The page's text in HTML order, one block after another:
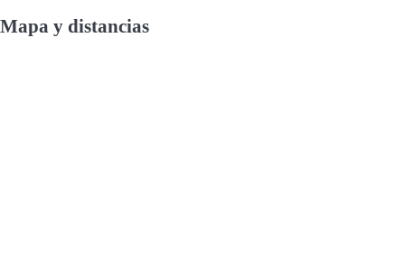
Mapa y distancias